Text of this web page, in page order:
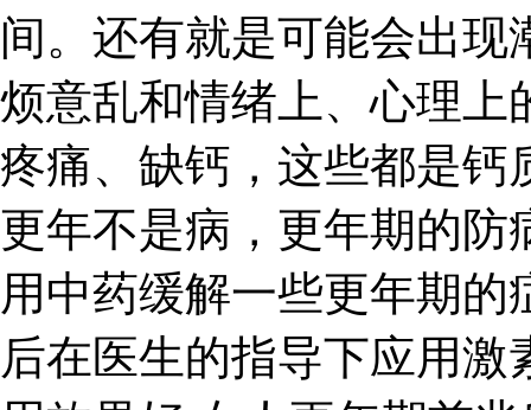
间。还有就是可能会出
烦意乱和情绪上、心理上
疼痛、缺钙，这些都是钙
更年不是病，更年期的防
用中药缓解一些更年期
后在医生的指导下应用